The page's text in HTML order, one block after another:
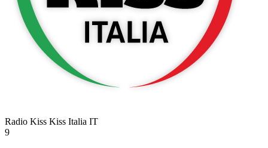
Radio Kiss Kiss Italia IT
9